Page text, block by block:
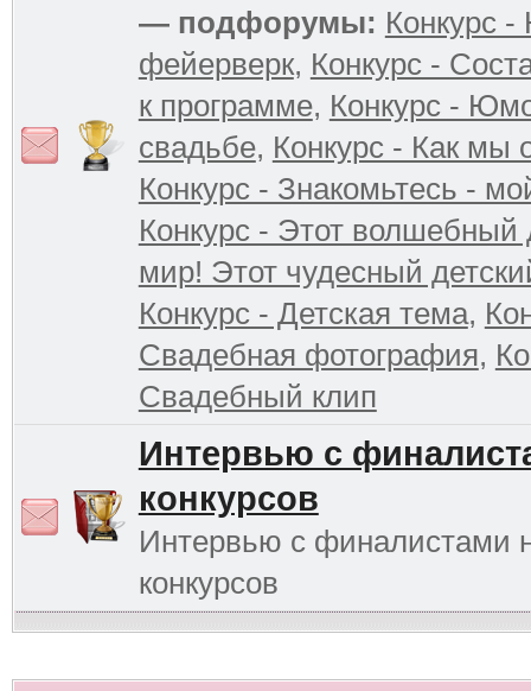
— подфорумы: Конкурс
фейерверк, Конкурс -
к программе, Конкурс -
свадьбе, Конкурс - Как мы
Конкурс - Знакомьтесь -
Конкурс - Этот волшебный
мир! Этот чудесный
Конкурс - Детская тема,
Свадебная фотография,
Свадебный клип
Интервью с
конкурсов
Интервью с финалистами
конкурсов